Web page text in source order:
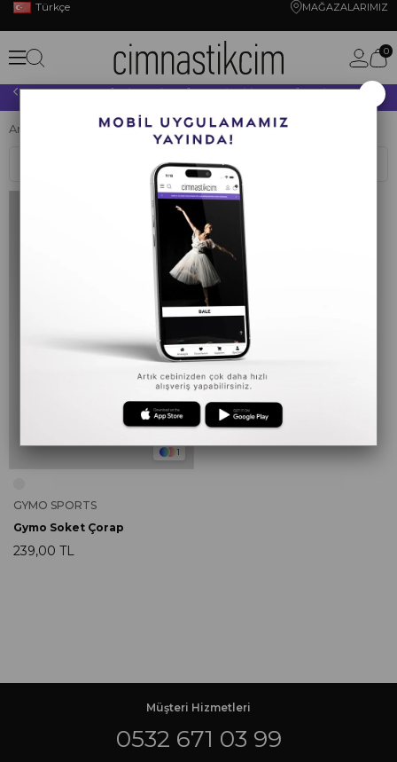
Türkçe MAĞAZALARIMIZ
0
10.000 TL VE ÜZERİ YAPACAĞINIZ TÜM ALIŞVERİŞLERİNİZDE KARGO ÜCRETSİZ!
Anasayfa CİMNASTİK AEROBİK AEROBİK ÇORABI
1
GYMO SPORTS
Gymo Soket Çorap
239,00 TL
Müşteri Hizmetleri
0532 671 03 99